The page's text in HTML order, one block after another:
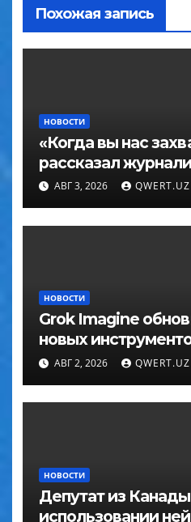
Похожая запись
НОВОСТИ
«Когда вы нас
рассказал
покорению мира в
АВГ 3, 2026 QWERT.UZ
НОВОСТИ
Grok Imagine
новых
редактирования
АВГ 2, 2026 QWERT.UZ
НОВОСТИ
Депутат из
использовании